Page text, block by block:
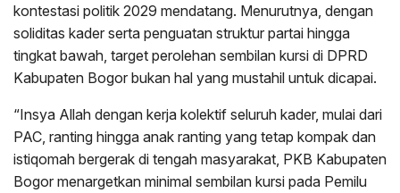
kontestasi politik 2029 mendatang. Menurutnya, dengan
soliditas kader serta penguatan struktur partai hingga
tingkat bawah, target perolehan sembilan kursi di DPRD
Kabupaten Bogor bukan hal yang mustahil untuk dicapai.
“Insya Allah dengan kerja kolektif seluruh kader, mulai dari
PAC, ranting hingga anak ranting yang tetap kompak dan
istiqomah bergerak di tengah masyarakat, PKB Kabupaten
Bogor menargetkan minimal sembilan kursi pada Pemilu